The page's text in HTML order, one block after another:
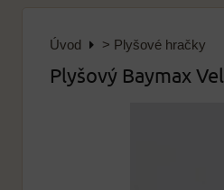
Úvod > Plyšové hračky
Plyšový Baymax